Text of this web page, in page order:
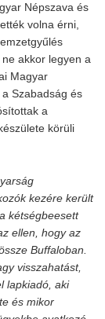
Népszava és
volna érni,
akkor legyen a
Magyar
Szabadság és
a
körüli
kezére került
kétségbeesett
ellen, hogy az
Buffaloban.
visszahatást,
lapkiadó, aki
és mikor